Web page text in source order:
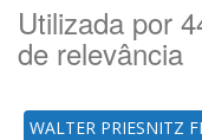
Utilizada por
de relevância
WALTER PRIESNITZ